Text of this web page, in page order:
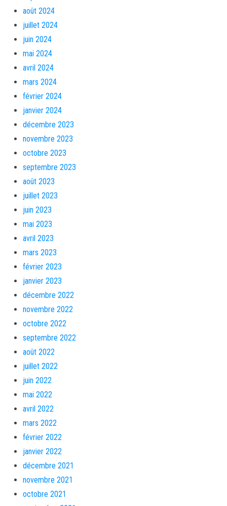
août 2024
juillet 2024
juin 2024
mai 2024
avril 2024
mars 2024
février 2024
janvier 2024
décembre 2023
novembre 2023
octobre 2023
septembre 2023
août 2023
juillet 2023
juin 2023
mai 2023
avril 2023
mars 2023
février 2023
janvier 2023
décembre 2022
novembre 2022
octobre 2022
septembre 2022
août 2022
juillet 2022
juin 2022
mai 2022
avril 2022
mars 2022
février 2022
janvier 2022
décembre 2021
novembre 2021
octobre 2021